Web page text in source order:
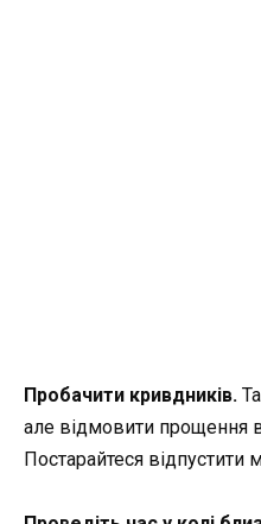
Пробачити кривдників.
але відмовити прощення
Постарайтеся